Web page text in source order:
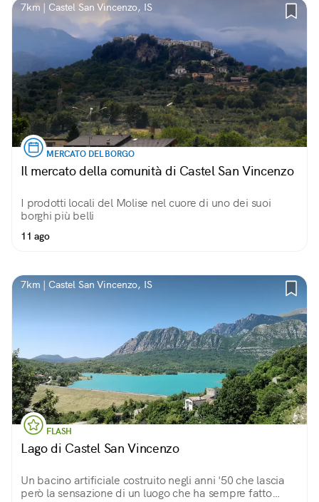
7km | Castel San Vincenzo, IS
MERCATO DEL BORGO
Il mercato della comunità di Castel San Vincenzo
I prodotti locali del Molise nel cuore di uno dei suoi
borghi più belli
11 ago
7km | Castel San Vincenzo, IS
FLASH
Lago di Castel San Vincenzo
Un bacino artificiale costruito negli anni '50 che lascia
però la sensazione di un luogo che ha sempre fatto